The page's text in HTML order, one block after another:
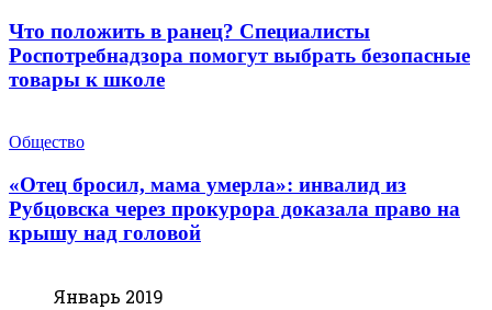
Что положить в ранец? Специалисты
Роспотребнадзора помогут выбрать безопасные
товары к школе
Общество
«Отец бросил, мама умерла»: инвалид из
Рубцовска через прокурора доказала право на
крышу над головой
Январь 2019